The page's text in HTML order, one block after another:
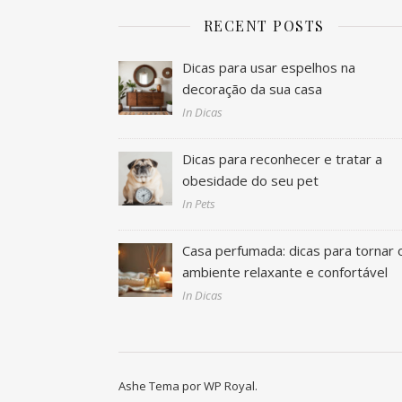
RECENT POSTS
Dicas para usar espelhos na
decoração da sua casa
In Dicas
Dicas para reconhecer e tratar a
obesidade do seu pet
In Pets
Casa perfumada: dicas para tornar
ambiente relaxante e confortável
In Dicas
Ashe Tema porWP Royal.